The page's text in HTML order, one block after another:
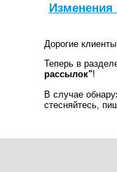
Изменения
Дорогие
Теперь в
рассылок"!
В случае
стесняйтесь,